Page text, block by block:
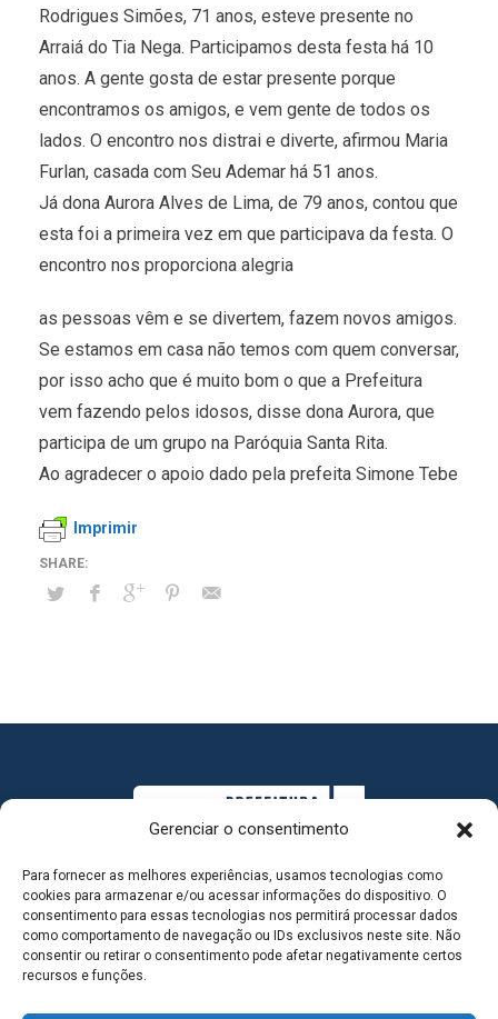
Gerenciar o consentimento
Para fornecer as melhores experiências, usamos tecnologias como
cookies para armazenar e/ou acessar informações do dispositivo. O
consentimento para essas tecnologias nos permitirá processar dados
como comportamento de navegação ou IDs exclusivos neste site. Não
consentir ou retirar o consentimento pode afetar negativamente certos
recursos e funções.
Rodrigues Simões, 71 anos, esteve presente no
Arraiá do Tia Nega. Participamos desta festa há 10
anos. A gente gosta de estar presente porque
encontramos os amigos, e vem gente de todos os
lados. O encontro nos distrai e diverte, afirmou Maria
Furlan, casada com Seu Ademar há 51 anos.
Já dona Aurora Alves de Lima, de 79 anos, contou que
esta foi a primeira vez em que participava da festa. O
encontro nos proporciona alegria
as pessoas vêm e se divertem, fazem novos amigos.
Se estamos em casa não temos com quem conversar,
por isso acho que é muito bom o que a Prefeitura
vem fazendo pelos idosos, disse dona Aurora, que
participa de um grupo na Paróquia Santa Rita.
Ao agradecer o apoio dado pela prefeita Simone Tebe
Imprimir
MAPA DO SITE